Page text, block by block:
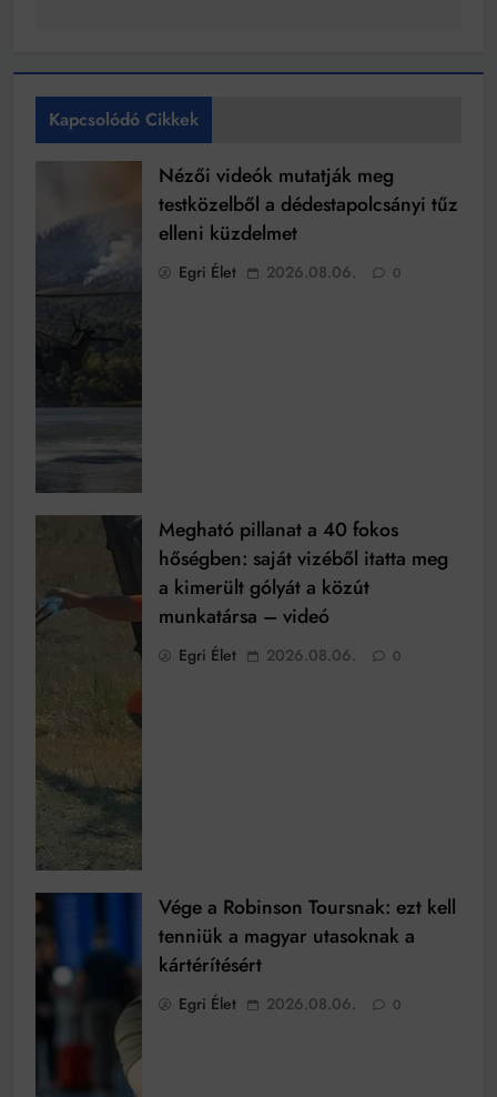
Kapcsolódó Cikkek
Nézői videók mutatják meg
testközelből a dédestapolcsányi tűz
elleni küzdelmet
Egri Élet 2026.08.06. 0
Megható pillanat a 40 fokos
hőségben: saját vizéből itatta meg
a kimerült gólyát a közút
munkatársa – videó
Egri Élet 2026.08.06. 0
Vége a Robinson Toursnak: ezt kell
tenniük a magyar utasoknak a
kártérítésért
Egri Élet 2026.08.06. 0